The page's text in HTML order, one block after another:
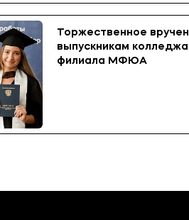
Торжественное
выпускникам
филиала МФЮА